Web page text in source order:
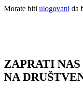
Morate biti ulogovani da
ZAPRATI NAS
NA